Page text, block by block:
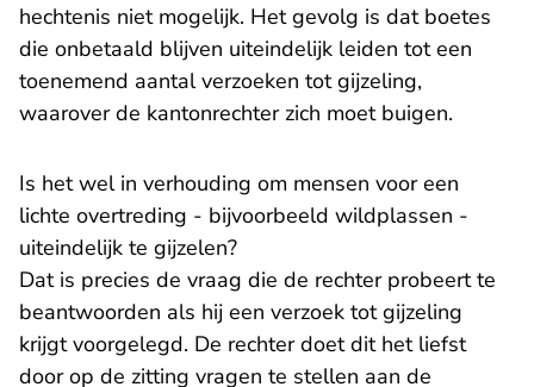
hechtenis niet mogelijk. Het gevolg is dat boetes
die onbetaald blijven uiteindelijk leiden tot een
toenemend aantal verzoeken tot gijzeling,
waarover de kantonrechter zich moet buigen.
Is het wel in verhouding om mensen voor een
lichte overtreding - bijvoorbeeld wildplassen -
uiteindelijk te gijzelen?
Dat is precies de vraag die de rechter probeert te
beantwoorden als hij een verzoek tot gijzeling
krijgt voorgelegd. De rechter doet dit het liefst
door op de zitting vragen te stellen aan de